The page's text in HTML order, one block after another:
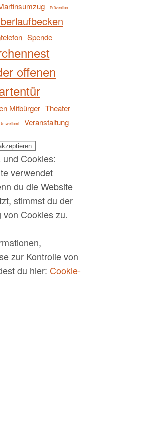
Prävention
Spende
offenen
Mitbürger Theater
Umweltamt Veranstaltung
und Cookies:
verwendet
du die Website
stimmst du der
von Cookies zu.
zur Kontrolle von
du hier: Cookie-